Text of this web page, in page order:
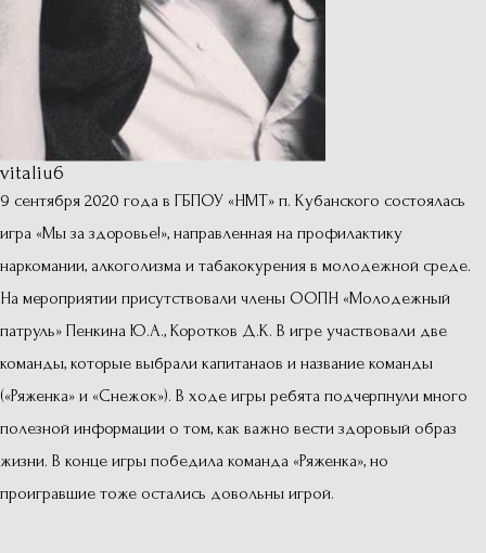
vitaliu6
9 сентября 2020 года в ГБПОУ «НМТ» п. Кубанского состоялась
игра «Мы за здоровье!», направленная на профилактику
наркомании, алкоголизма и табакокурения в молодежной среде.
На мероприятии присутствовали члены ООПН «Молодежный
патруль» Пенкина Ю.А., Коротков Д.К. В игре участвовали две
команды, которые выбрали капитанаов и название команды
(«Ряженка» и «Снежок»). В ходе игры ребята подчерпнули много
полезной информации о том, как важно вести здоровый образ
жизни. В конце игры победила команда «Ряженка», но
проигравшие тоже остались довольны игрой.